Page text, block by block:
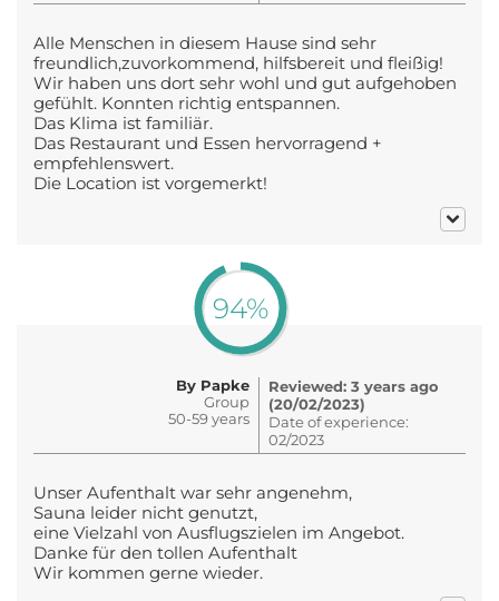
Alle Menschen in diesem Hause sind sehr
freundlich,zuvorkommend, hilfsbereit und fleißig!
Wir haben uns dort sehr wohl und gut aufgehoben
gefühlt. Konnten richtig entspannen.
Das Klima ist familiär.
Das Restaurant und Essen hervorragend +
empfehlenswert.
Die Location ist vorgemerkt!
94%
By Papke
Group
50-59 years
Reviewed: 3 years ago
(20/02/2023)
Date of experience:
02/2023
Unser Aufenthalt war sehr angenehm,
Sauna leider nicht genutzt,
eine Vielzahl von Ausflugszielen im Angebot.
Danke für den tollen Aufenthalt
Wir kommen gerne wieder.